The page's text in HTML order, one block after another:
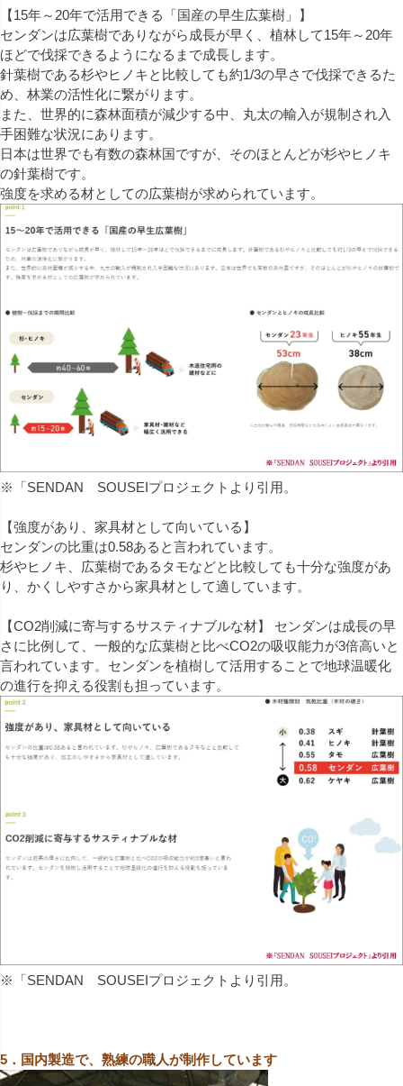
【15年～20年で活用できる「国産の早生広葉樹」】
センダンは広葉樹でありながら成長が早く、植林して15年～20年
ほどで伐採できるようになるまで成長します。
針葉樹である杉やヒノキと比較しても約1/3の早さで伐採できるた
め、林業の活性化に繋がります。
また、世界的に森林面積が減少する中、丸太の輸入が規制され入
手困難な状況にあります。
日本は世界でも有数の森林国ですが、そのほとんどが杉やヒノキ
の針葉樹です。
強度を求める材としての広葉樹が求められています。
※「SENDAN SOUSEIプロジェクトより引用。
【強度があり、家具材として向いている】
センダンの比重は0.58あると言われています。
杉やヒノキ、広葉樹であるタモなどと比較しても十分な強度があ
り、かくしやすさから家具材として適しています。
【CO2削減に寄与するサスティナブルな材】 センダンは成長の早
さに比例して、一般的な広葉樹と比べCO2の吸収能力が3倍高いと
言われています。センダンを植樹して活用することで地球温暖化
の進行を抑える役割も担っています。
※「SENDAN SOUSEIプロジェクトより引用。
5．国内製造で、熟練の職人が制作しています